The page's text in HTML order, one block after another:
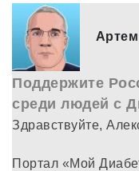
Артем
Поддержите
среди людей с
Здравствуйте,
Портал «Мой